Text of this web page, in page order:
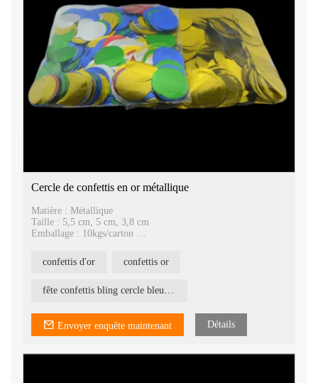
Cercle de confettis en or métallique
Matière : Métallique
Taille : 5,5 cm, 5 cm, 3,8 cm
Emballage : 10kgs/carton
lanceur de confettis
confettis d'or confettis or
fête confettis bling cercle bleu couleur
Envoyer enquête maintenant Détails